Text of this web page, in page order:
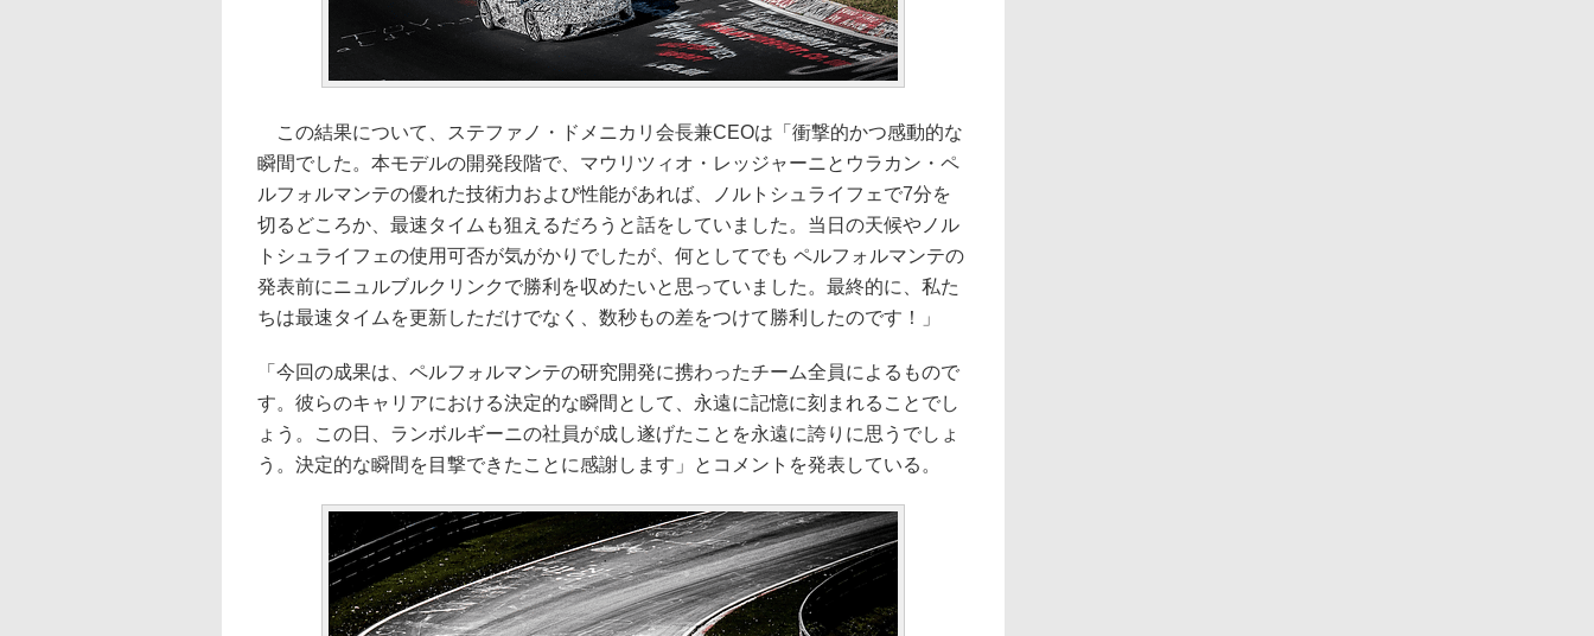
この結果について、ステファノ・ドメニカリ会長兼CEOは「衝撃的かつ感動的な
瞬間でした。本モデルの開発段階で、マウリツィオ・レッジャーニとウラカン・ペ
ルフォルマンテの優れた技術力および性能があれば、ノルトシュライフェで7分を
切るどころか、最速タイムも狙えるだろうと話をしていました。当日の天候やノル
トシュライフェの使用可否が気がかりでしたが、何としてでも ペルフォルマンテの
発表前にニュルブルクリンクで勝利を収めたいと思っていました。最終的に、私た
ちは最速タイムを更新しただけでなく、数秒もの差をつけて勝利したのです！」
「今回の成果は、ペルフォルマンテの研究開発に携わったチーム全員によるもので
す。彼らのキャリアにおける決定的な瞬間として、永遠に記憶に刻まれることでし
ょう。この日、ランボルギーニの社員が成し遂げたことを永遠に誇りに思うでしょ
う。決定的な瞬間を目撃できたことに感謝します」とコメントを発表している。